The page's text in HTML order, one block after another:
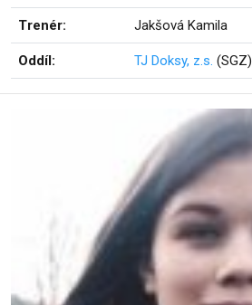
Trenér: Jakšová Kamila
Oddíl: TJ Doksy, z.s. (SGZ)